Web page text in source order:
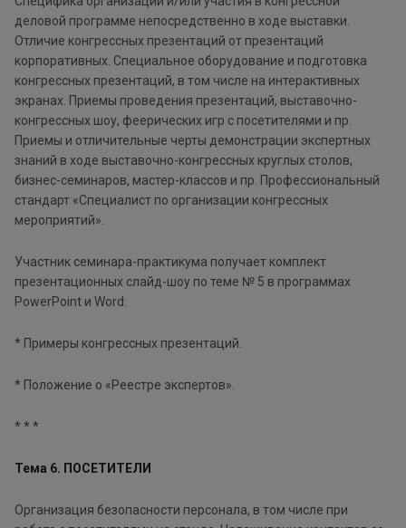
деловой программе непосредственно в ходе выставки.
Отличие конгрессных презентаций от презентаций
корпоративных. Специальное оборудование и подготовка
конгрессных презентаций, в том числе на интерактивных
экранах. Приемы проведения презентаций, выставочно-
конгрессных шоу, феерических игр с посетителями и пр.
Приемы и отличительные черты демонстрации экспертных
знаний в ходе выставочно-конгрессных круглых столов,
бизнес-семинаров, мастер-классов и пр. Профессиональный
стандарт «Специалист по организации конгрессных
мероприятий».
Участник семинара-практикума получает комплект
презентационных слайд-шоу по теме № 5 в программах
PowerPoint и Word:
* Примеры конгрессных презентаций.
* Положение о «Реестре экспертов».
* * *
Тема 6. ПОСЕТИТЕЛИ
Организация безопасности персонала, в том числе при